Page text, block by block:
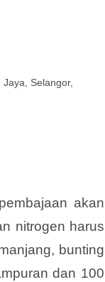
Selangor,
akan
nitrogen harus
bunting
dan 100